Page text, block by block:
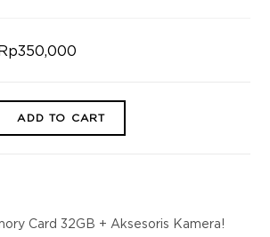
350,000
ADD TO CART
Card 32GB + Aksesoris Kamera!